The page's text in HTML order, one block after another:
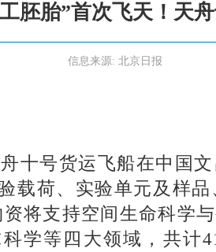
胚胎”首次飞天！天
信息来源: 北京日报
十号货运飞船在中国
载荷、实验单元及样
将支持空间生命科学
学等四大领域，共计